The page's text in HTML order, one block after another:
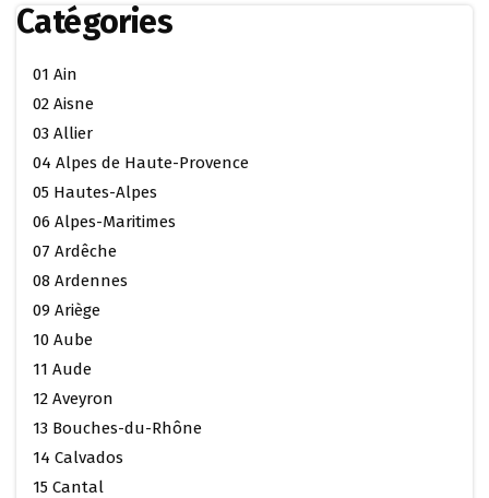
Catégories
01 Ain
02 Aisne
03 Allier
04 Alpes de Haute-Provence
05 Hautes-Alpes
06 Alpes-Maritimes
07 Ardêche
08 Ardennes
09 Ariège
10 Aube
11 Aude
12 Aveyron
13 Bouches-du-Rhône
14 Calvados
15 Cantal